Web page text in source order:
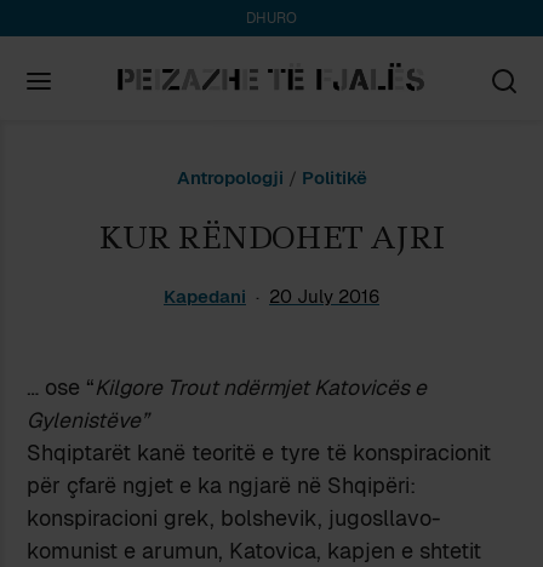
DHURO
Antropologji / Politikë
KUR RËNDOHET AJRI
Kapedani 20 July 2016
… ose “Kilgore Trout ndërmjet Katovicës e
Gylenistëve”
Shqiptarët kanë teoritë e tyre të konspiracionit
për çfarë ngjet e ka ngjarë në Shqipëri:
konspiracioni grek, bolshevik, jugosllavo-
komunist e arumun, Katovica, kapjen e shtetit